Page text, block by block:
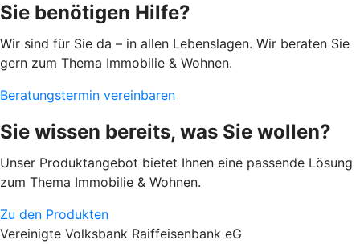
Sie benötigen Hilfe?
Wir sind für Sie da – in allen Lebenslagen. Wir beraten Sie
gern zum Thema Immobilie & Wohnen.
Beratungstermin vereinbaren
Sie wissen bereits, was Sie wollen?
Unser Produktangebot bietet Ihnen eine passende Lösung
zum Thema Immobilie & Wohnen.
Zu den Produkten
Vereinigte Volksbank Raiffeisenbank eG